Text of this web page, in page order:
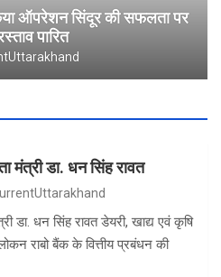
ऑपरेशन सिंदूर की सफलता पर
पारित
मंत्री डा. धन सिंह रावत
डा. धन सिंह रावत डेयरी, खाद्य एवं कृषि
राबो बैंक के वित्तीय प्रबंधन की